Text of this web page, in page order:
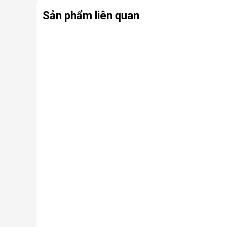
Màng lọc RO: Là trái tim của máy. Màng RO
Sản phẩm liên quan